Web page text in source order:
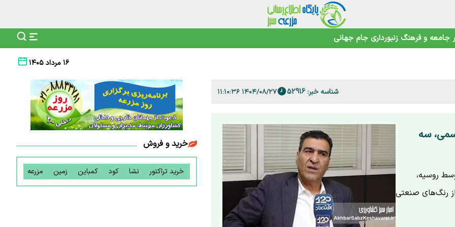
جامعه و فرهنگ زنبورداری جام جهانی
۱۶ مرداد ۱۴۰۵
شناسه خبر: 52916 ۱۴۰۴/۰۸/۲۷ ۱۱:۱۰:۳۶
سمی، سه
روسیه،
از رنگ‌های صنعتی
خرید و فروش
خرید تراکتور نشا کود کمباین زمین مزرعه